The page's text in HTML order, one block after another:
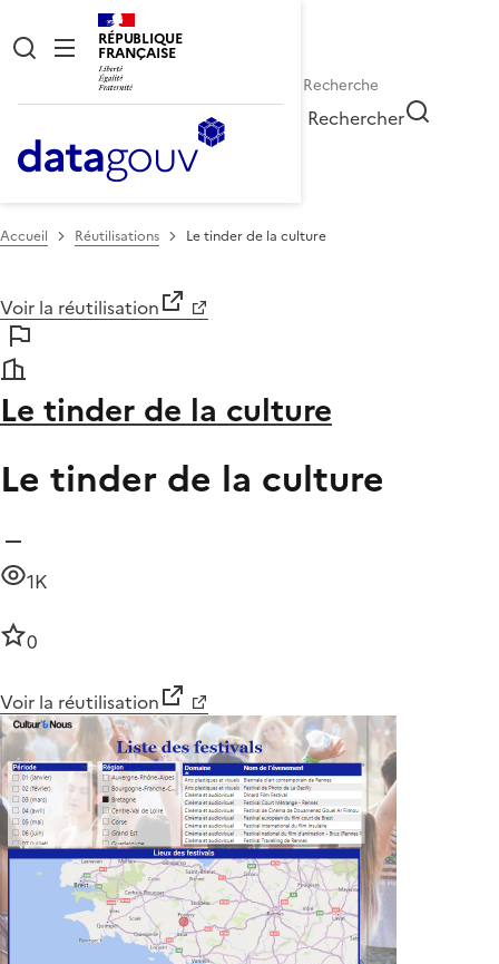
RÉPUBLIQUE
FRANÇAISE
Rechercher
Accueil Réutilisations Le tinder de la culture
Voir la réutilisation
Le tinder de la culture
Le tinder de la culture
1K
0
Voir la réutilisation